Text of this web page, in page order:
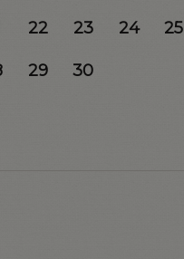
22 23 24 25
29 30